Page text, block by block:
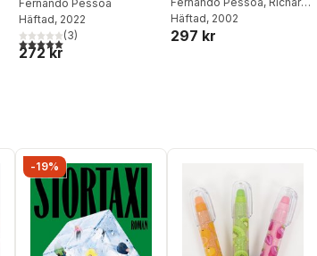
universum
Fernando Pessoa
Häftad, 2022
5,0utav 5 stjärnor. Totalt antal röster:
(3)
272 kr
Zenith
Häftad, 2002
297 kr
-19%